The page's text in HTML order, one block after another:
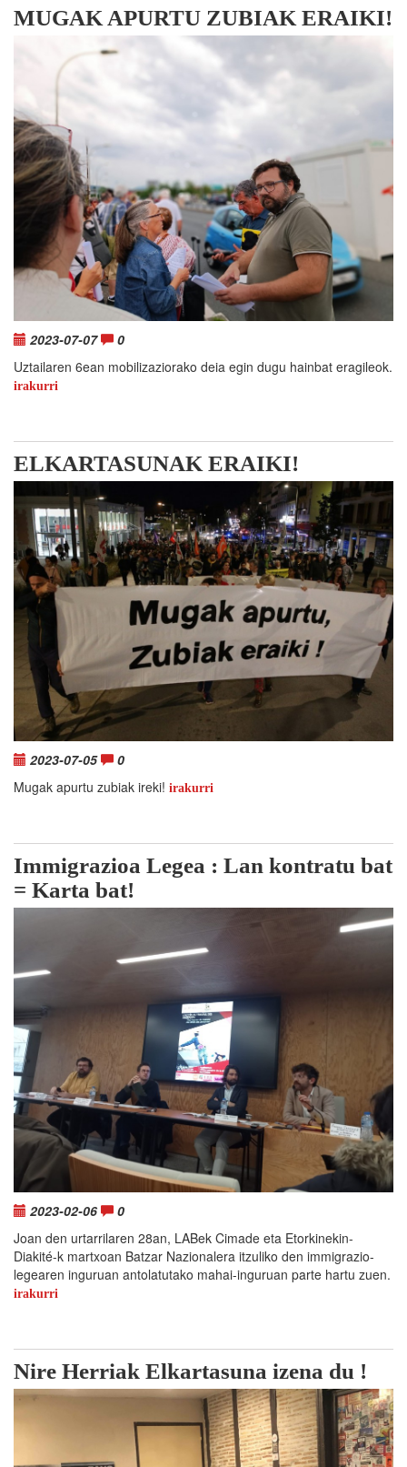
MUGAK APURTU ZUBIAK ERAIKI!
2023-07-07
0
Uztailaren 6ean mobilizaziorako deia egin dugu hainbat eragileok.
irakurri
ELKARTASUNAK ERAIKI!
2023-07-05
0
Mugak apurtu zubiak ireki! irakurri
Immigrazioa Legea : Lan kontratu bat
= Karta bat!
2023-02-06
0
Joan den urtarrilaren 28an, LABek Cimade eta Etorkinekin-
Diakité-k martxoan Batzar Nazionalera itzuliko den immigrazio-
legearen inguruan antolatutako mahai-inguruan parte hartu zuen.
irakurri
Nire Herriak Elkartasuna izena du !